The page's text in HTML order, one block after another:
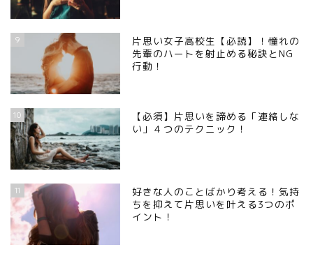
9
片思い女子高校生【必読】！憧れの
先輩のハートを射止める秘訣とNG
行動！
10
【必須】片思いを諦める「連絡しな
い」４つのテクニック！
11
好きな人のことばかり考える！気持
ちを抑えて片思いを叶える3つのポ
イント！